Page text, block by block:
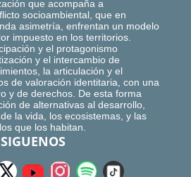
que acompaña a
socioambiental, que en
asimetría, enfrentan un modelo
impuesto en los territorios.
y el protagonismo
y el intercambio de
la articulación y el
de valoración identitaria, con una
y de derechos. De esta forma
de alternativas al desarrollo,
la vida, los ecosistemas, y las
que los habitan.
SIGUENOS